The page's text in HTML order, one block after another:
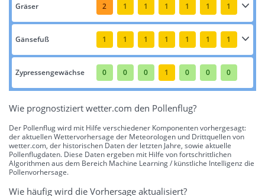
Gräser 2 1 1 1 1 1 1
Gänsefuß 1 1 1 1 1 1 1
Zypressengewächse 0 0 0 1 0 0 0
Wie prognostiziert wetter.com den Pollenflug?
Der Pollenflug wird mit Hilfe verschiedener Komponenten vorhergesagt:
der aktuellen Wettervorhersage der Meteorologen und Drittquellen von
wetter.com, der historischen Daten der letzten Jahre, sowie aktuelle
Pollenflugdaten. Diese Daten ergeben mit Hilfe von fortschrittlichen
Algorithmen aus dem Bereich Machine Learning / künstliche Intelligenz die
Pollenvorhersage.
Wie häufig wird die Vorhersage aktualisiert?